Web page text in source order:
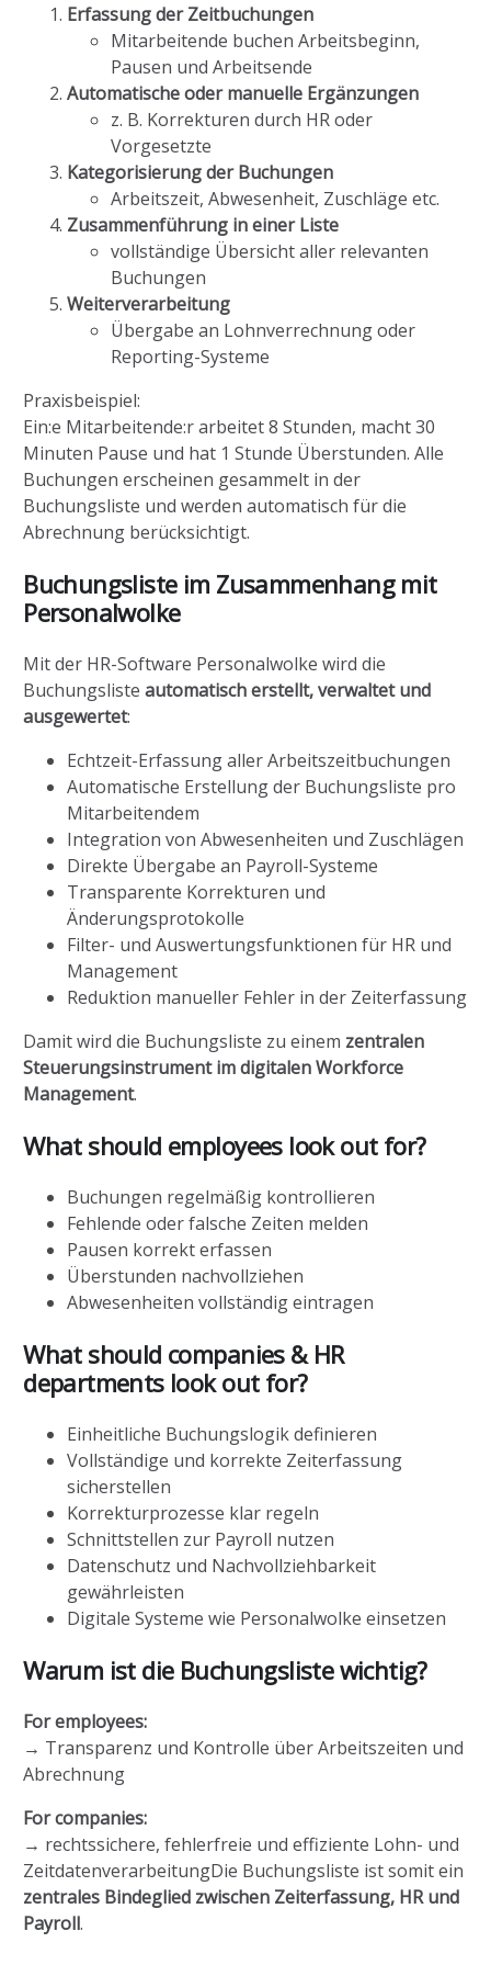
Erfassung der Zeitbuchungen
Mitarbeitende buchen Arbeitsbeginn,
Pausen und Arbeitsende
Automatische oder manuelle Ergänzungen
z. B. Korrekturen durch HR oder
Vorgesetzte
Kategorisierung der Buchungen
Arbeitszeit, Abwesenheit, Zuschläge etc.
Zusammenführung in einer Liste
vollständige Übersicht aller relevanten
Buchungen
Weiterverarbeitung
Übergabe an Lohnverrechnung oder
Reporting-Systeme
Praxisbeispiel:
Ein:e Mitarbeitende:r arbeitet 8 Stunden, macht 30
Minuten Pause und hat 1 Stunde Überstunden. Alle
Buchungen erscheinen gesammelt in der
Buchungsliste und werden automatisch für die
Abrechnung berücksichtigt.
Buchungsliste im Zusammenhang mit
Personalwolke
Mit der HR-Software Personalwolke wird die
Buchungslisteautomatisch erstellt, verwaltet und
ausgewertet:
Echtzeit-Erfassung aller Arbeitszeitbuchungen
Automatische Erstellung der Buchungsliste pro
Mitarbeitendem
Integration von Abwesenheiten und Zuschlägen
Direkte Übergabe an Payroll-Systeme
Transparente Korrekturen und
Änderungsprotokolle
Filter- und Auswertungsfunktionen für HR und
Management
Reduktion manueller Fehler in der Zeiterfassung
Damit wird die Buchungsliste zu einem zentralen
Steuerungsinstrument im digitalen Workforce
Management.
What should employees look out for?
Buchungen regelmäßig kontrollieren
Fehlende oder falsche Zeiten melden
Pausen korrekt erfassen
Überstunden nachvollziehen
Abwesenheiten vollständig eintragen
What should companies & HR
departments look out for?
Einheitliche Buchungslogik definieren
Vollständige und korrekte Zeiterfassung
sicherstellen
Korrekturprozesse klar regeln
Schnittstellen zur Payroll nutzen
Datenschutz und Nachvollziehbarkeit
gewährleisten
Digitale Systeme wie Personalwolke einsetzen
Warum ist die Buchungsliste wichtig?
For employees:
→ Transparenz und Kontrolle über Arbeitszeiten und
Abrechnung
For companies:
→ rechtssichere, fehlerfreie und effiziente Lohn- und
ZeitdatenverarbeitungDie Buchungsliste ist somit ein
zentrales Bindeglied zwischen Zeiterfassung, HR und
Payroll.